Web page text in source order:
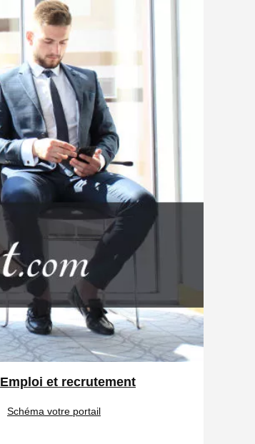
Emploi et recrutement
Schéma votre portail